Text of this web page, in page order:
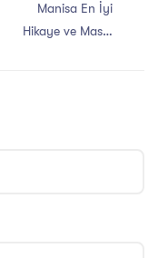
Manisa En İyi
Hikaye ve Masal